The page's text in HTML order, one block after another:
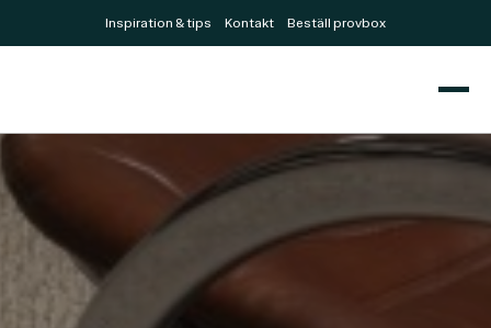
Inspiration & tips Kontakt Beställ provbox